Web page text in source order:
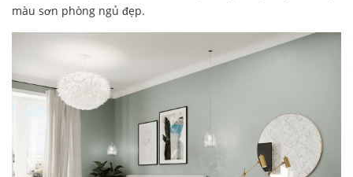
màu sơn phòng ngủ đẹp.